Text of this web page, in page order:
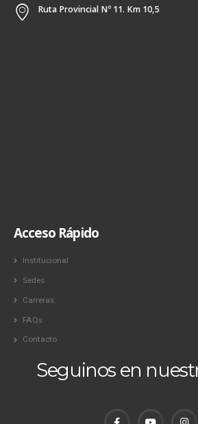
Ruta Provincial Nº 11. Km 10,5
Acceso Rápido
Institucional
Sedes
Carreras
FAQs
Contacto
Seguinos en